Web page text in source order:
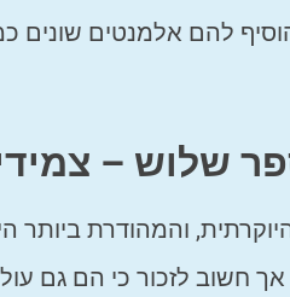
להם אלמנטים שונים
שלוש –
והמהודרת ביותר
חשוב לזכור כי הם גם